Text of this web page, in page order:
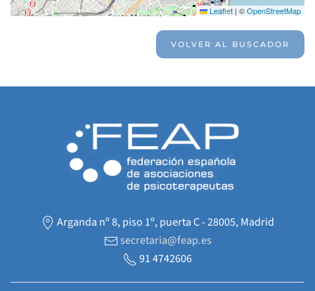
Leaflet | ©OpenStreetMap
VOLVER AL BUSCADOR
Arganda nº 8, piso 1º, puerta C - 28005, Madrid
secretaria@feap.es
91 4742606